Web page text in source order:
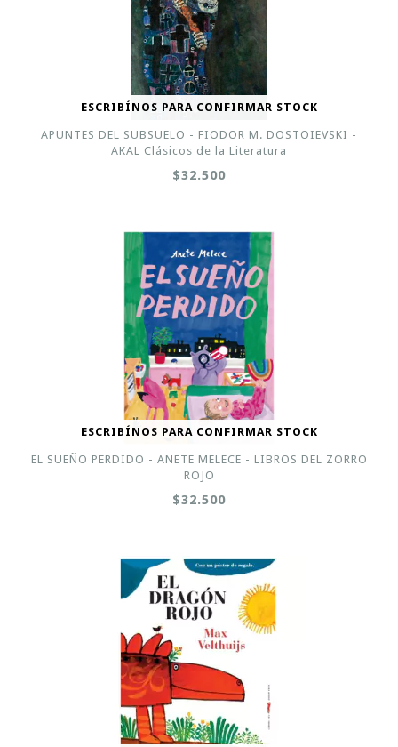
ESCRIBÍNOS PARA CONFIRMAR STOCK
APUNTES DEL SUBSUELO - FIODOR M. DOSTOIEVSKI -
AKAL Clásicos de la Literatura
$32.500
ESCRIBÍNOS PARA CONFIRMAR STOCK
EL SUEÑO PERDIDO - ANETE MELECE - LIBROS DEL ZORRO
ROJO
$32.500